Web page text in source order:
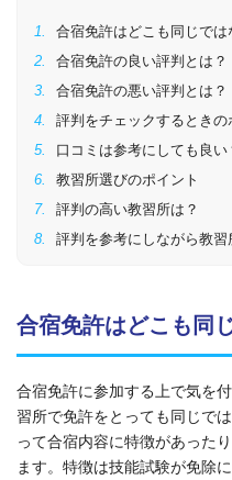
合宿免許はどこも同じでは
合宿免許の良い評判とは？
合宿免許の悪い評判とは？
評判をチェックするときの
口コミは参考にしても良い
教習所選びのポイント
評判の高い教習所は？
評判を参考にしながら教習
合宿免許はどこも同
合宿免許に参加する上で気を
習所で免許をとっても同じで
って合宿内容に特徴があった
ます。特徴は技能試験が免除